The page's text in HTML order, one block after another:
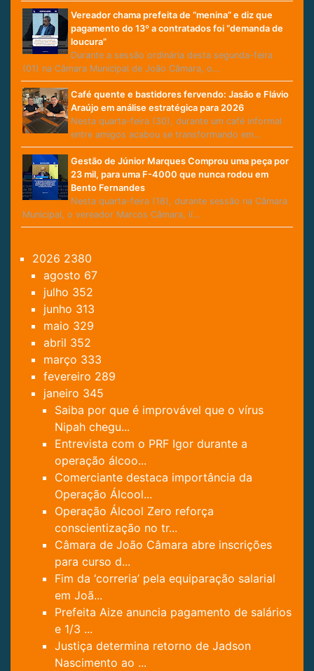
Vereador chama prefeita de “menina” e diz que
pagamento do 13º a contratados foi “demanda de
loucura”
Durante a sessão ordinária desta segunda-feira
(01) na Câmara Municipal de João Câmara, o…
Café quente e bastidores fervendo: Jasão e Flávio
Araújo em análise estratégica para 2026
Nesta quarta-feira (30), durante um café informal
entre amigos acabou se transformando em…
Gestão de Júnior Marques Comprou uma peça por
23 mil, para uma F-4000 que nunca rodou em
Bento Fernandes
Nesta quarta-feira (18), durante sessão na Câmara
Municipal, o vereador Marcos Câmara, lí…
2026 2380
agosto 67
julho 352
junho 313
maio 329
abril 352
março 333
fevereiro 289
janeiro 345
Saiba por que é improvável que o vírus
Nipah chegu...
Entrevista com o PRF Igor durante a
operação álcoo...
Comerciante destaca importância da
Operação Álcool...
Operação Álcool Zero reforça
conscientização no tr...
Câmara de João Câmara abre inscrições
para curso d...
Fim da ‘correria’ pela equiparação salarial
em Joã...
Prefeita Aize anuncia pagamento de salários
e 1/3 ...
Justiça determina retorno de Jadson
Nascimento ao ...